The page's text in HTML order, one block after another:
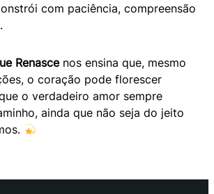
com paciência, compreensão
Renascenos ensina que, mesmo
o coração pode florescer
o verdadeiro amor sempre
ainda que não seja do jeito